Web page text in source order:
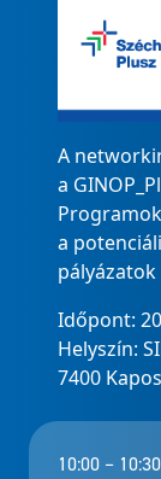
A
a
a
Időpont:
Helyszín:
7400
10:00 –